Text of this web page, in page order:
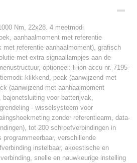
Nm, 22x28. 4 meetmodi
aanhaalmoment met referentie
met referentie aanhaalmoment), grafisch
met extra signaallampjes aan de
optioneel: li-ion-accu nr. 7195-
klikkend, peak (aanwijzend met
(aanwijzend met aanhaalmoment
voor batterijvak,
- wisselsysteem voor
zonder referentiearm, data-
tot 200 schroefverbindingen in
verschillende
instelbaar, akoestische en
snelle en nauwkeurige instelling